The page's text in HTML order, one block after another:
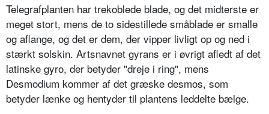
Telegrafplanten har trekoblede blade, og det midterste er
meget stort, mens de to sidestillede småblade er smalle
og aflange, og det er dem, der vipper livligt op og ned i
stærkt solskin. Artsnavnet gyrans er i øvrigt afledt af det
latinske gyro, der betyder "dreje i ring", mens
Desmodium kommer af det græske desmos, som
betyder lænke og hentyder til plantens leddelte bælge.